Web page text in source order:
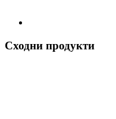
Сходни продукти